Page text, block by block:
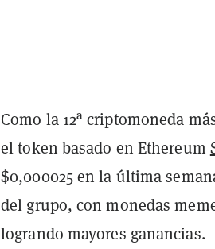
Como la 12ª criptomoneda
el token basado en Ethereum
$0,000025 en la última
del grupo, con monedas
logrando mayores ganancias.